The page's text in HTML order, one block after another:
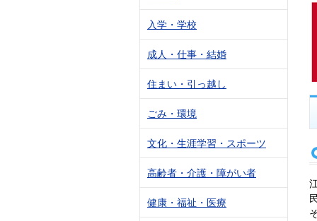
入学・学校
成人・仕事・結婚
住まい・引っ越し
ごみ・環境
文化・生涯学習・スポーツ
高齢者・介護・障がい者
健康・福祉・医療